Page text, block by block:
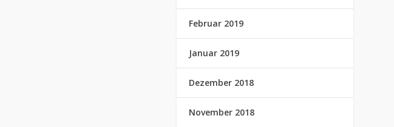
Februar 2019
Januar 2019
Dezember 2018
November 2018